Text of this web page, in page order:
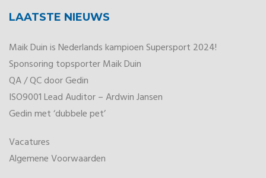
LAATSTE NIEUWS
Maik Duin is Nederlands kampioen Supersport 2024!
Sponsoring topsporter Maik Duin
QA / QC door Gedin
ISO9001 Lead Auditor – Ardwin Jansen
Gedin met ‘dubbele pet’
Vacatures
Algemene Voorwaarden